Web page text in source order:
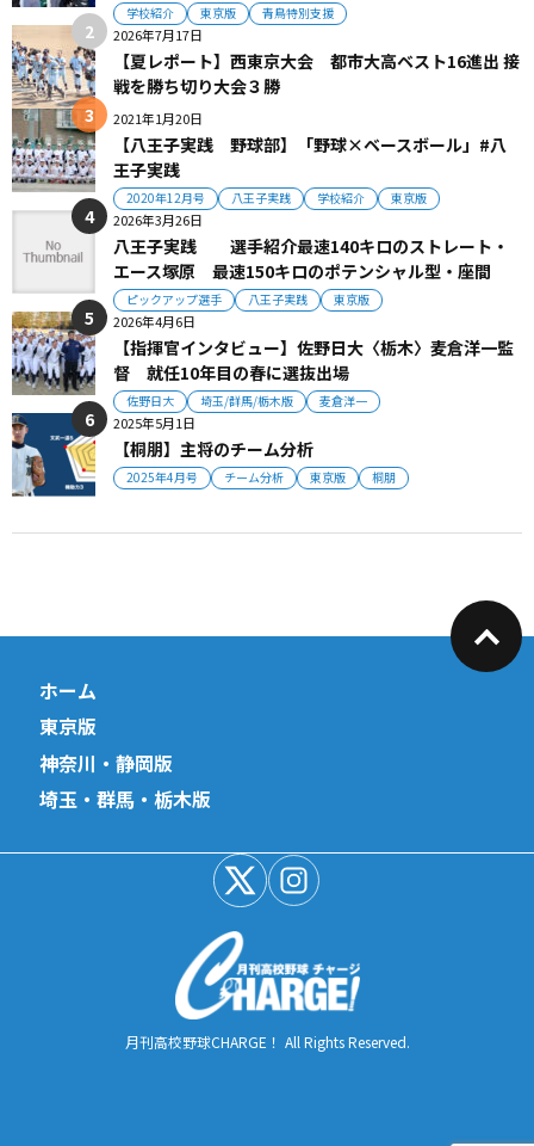
学校紹介 東京版 青鳥特別支援
2026年7月17日
【夏レポート】西東京大会 都市大高ベスト16進出 接
戦を勝ち切り大会３勝
2021年1月20日
【八王子実践 野球部】「野球×ベースボール」#八
王子実践
2020年12月号 八王子実践 学校紹介 東京版
2026年3月26日
八王子実践 選手紹介最速140キロのストレート・
エース塚原 最速150キロのポテンシャル型・座間
ピックアップ選手 八王子実践 東京版
2026年4月6日
【指揮官インタビュー】佐野日大〈栃木〉麦倉洋一監
督 就任10年目の春に選抜出場
佐野日大 埼玉/群馬/栃木版 麦倉洋一
2025年5月1日
【桐朋】主将のチーム分析
2025年4月号 チーム分析 東京版 桐朋
ホーム
東京版
神奈川・静岡版
埼玉・群馬・栃木版
月刊高校野球CHARGE！ All Rights Reserved.